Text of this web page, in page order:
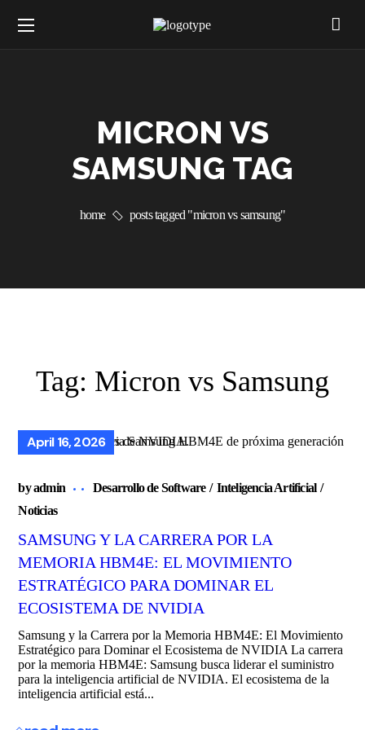
MICRON VS
SAMSUNG TAG
home posts tagged "micron vs samsung"
Tag: Micron vs Samsung
April 16, 2026
byadmin Desarrollo de Software
Inteligencia Artificial
Noticias
SAMSUNG Y LA CARRERA POR LA
MEMORIA HBM4E: EL MOVIMIENTO
ESTRATÉGICO PARA DOMINAR EL
ECOSISTEMA DE NVIDIA
Samsung y la Carrera por la Memoria HBM4E: El Movimiento
Estratégico para Dominar el Ecosistema de NVIDIA La carrera
por la memoria HBM4E: Samsung busca liderar el suministro
para la inteligencia artificial de NVIDIA. El ecosistema de la
inteligencia artificial está...